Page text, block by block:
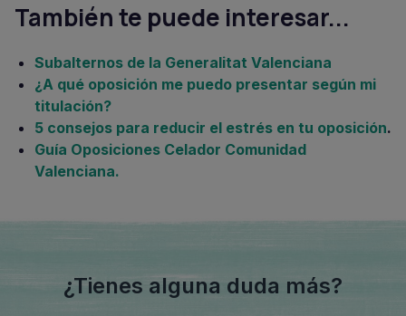
También te puede interesar...
Subalternos de la Generalitat Valenciana
¿A qué oposición me puedo presentar según mi
titulación?
5 consejos para reducir el estrés en tu oposición.
Guía Oposiciones Celador Comunidad
Valenciana.
¿Tienes alguna duda más?